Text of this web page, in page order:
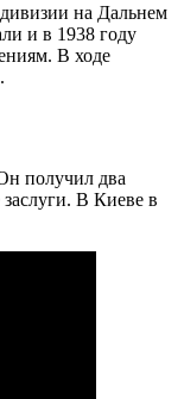
на Дальнем
и в 1938 году
В ходе
получил два
В Киеве в